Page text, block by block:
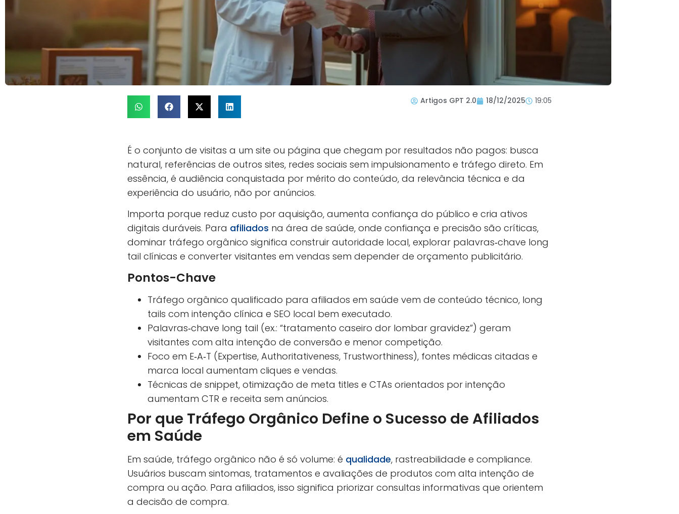
Artigos GPT 2.0 18/12/2025 19:05
É o conjunto de visitas a um site ou página que chegam por resultados não pagos: busca
natural, referências de outros sites, redes sociais sem impulsionamento e tráfego direto. Em
essência, é audiência conquistada por mérito do conteúdo, da relevância técnica e da
experiência do usuário, não por anúncios.
Importa porque reduz custo por aquisição, aumenta confiança do público e cria ativos
digitais duráveis. Para afiliados na área de saúde, onde confiança e precisão são críticas,
dominar tráfego orgânico significa construir autoridade local, explorar palavras‑chave long
tail clínicas e converter visitantes em vendas sem depender de orçamento publicitário.
Pontos-Chave
Tráfego orgânico qualificado para afiliados em saúde vem de conteúdo técnico, long
tails com intenção clínica e SEO local bem executado.
Palavras‑chave long tail (ex.: “tratamento caseiro dor lombar gravidez”) geram
visitantes com alta intenção de conversão e menor competição.
Foco em E‑A‑T (Expertise, Authoritativeness, Trustworthiness), fontes médicas citadas e
marca local aumentam cliques e vendas.
Técnicas de snippet, otimização de meta titles e CTAs orientados por intenção
aumentam CTR e receita sem anúncios.
Por que Tráfego Orgânico Define o Sucesso de Afiliados
em Saúde
Em saúde, tráfego orgânico não é só volume: é qualidade, rastreabilidade e compliance.
Usuários buscam sintomas, tratamentos e avaliações de produtos com alta intenção de
compra ou ação. Para afiliados, isso significa priorizar consultas informativas que orientem
a decisão de compra.